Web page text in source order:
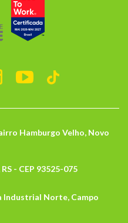
Hamburgo Velho, Novo
- CEP 93525-075
Industrial Norte, Campo